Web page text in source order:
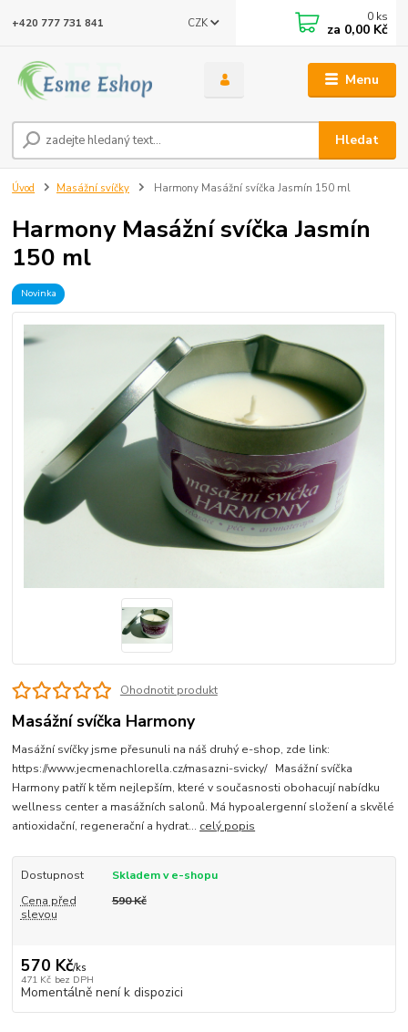
Menu
CZK
Hledat
+420 777 731 841 0 ks
za 0,00 Kč
Úvod Masážní svíčky Harmony Masážní svíčka Jasmín 150 ml
Harmony Masážní svíčka Jasmín
150 ml
Novinka
Ohodnotit produkt
Masážní svíčka Harmony
Masážní svíčky jsme přesunuli na náš druhý e-shop, zde link:
https://www.jecmenachlorella.cz/masazni-svicky/ Masážní svíčka
Harmony patří k těm nejlepším, které v současnosti obohacují nabídku
wellness center a masážních salonů. Má hypoalergenní složení a skvělé
antioxidační, regenerační a hydrat... celý popis
Dostupnost
Skladem v e-shopu
Cena před
slevou
590 Kč
570 Kč/ks
471 Kč bez DPH
Momentálně není k dispozici